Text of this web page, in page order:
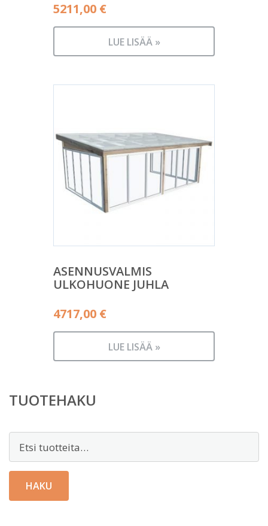
5211,00 €
LUE LISÄÄ »
ASENNUSVALMIS
ULKOHUONE JUHLA
4717,00 €
LUE LISÄÄ »
TUOTEHAKU
HAKU